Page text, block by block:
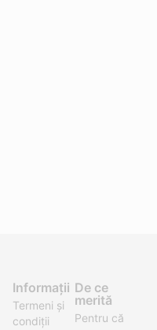
Informații
Termeni și
condiții
De ce
merită
Pentru că